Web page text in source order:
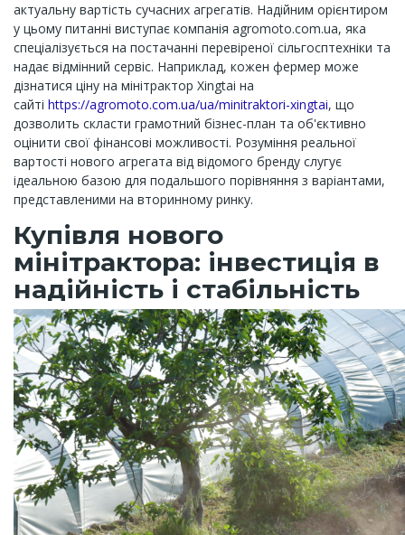
актуальну вартість сучасних агрегатів. Надійним орієнтиром
у цьому питанні виступає компанія agromoto.com.ua, яка
спеціалізується на постачанні перевіреної сільгосптехніки та
надає відмінний сервіс. Наприклад, кожен фермер може
дізнатися ціну на мінітрактор Xingtai на
сайті https://agromoto.com.ua/ua/minitraktori-xingtai, що
дозволить скласти грамотний бізнес-план та об'єктивно
оцінити свої фінансові можливості. Розуміння реальної
вартості нового агрегата від відомого бренду слугує
ідеальною базою для подальшого порівняння з варіантами,
представленими на вторинному ринку.
Купівля нового
мінітрактора: інвестиція в
надійність і стабільність